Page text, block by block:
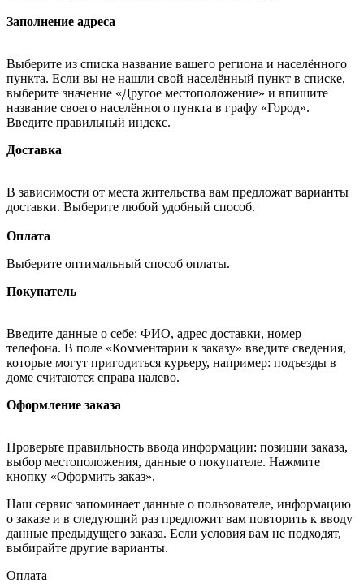
Заполнение адреса
Выберите из списка название вашего региона и населённого
пункта. Если вы не нашли свой населённый пункт в списке,
выберите значение «Другое местоположение» и впишите
название своего населённого пункта в графу «Город».
Введите правильный индекс.
Доставка
В зависимости от места жительства вам предложат варианты
доставки. Выберите любой удобный способ.
Оплата
Выберите оптимальный способ оплаты.
Покупатель
Введите данные о себе: ФИО, адрес доставки, номер
телефона. В поле «Комментарии к заказу» введите сведения,
которые могут пригодиться курьеру, например: подъезды в
доме считаются справа налево.
Оформление заказа
Проверьте правильность ввода информации: позиции заказа,
выбор местоположения, данные о покупателе. Нажмите
кнопку «Оформить заказ».
Наш сервис запоминает данные о пользователе, информацию
о заказе и в следующий раз предложит вам повторить к вводу
данные предыдущего заказа. Если условия вам не подходят,
выбирайте другие варианты.
Оплата